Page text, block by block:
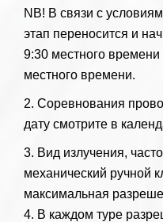
NB! В связи с
этап переносится и
9:30 местного времени
местного времени.
2. Соревнования
дату смотрите в
3. Вид излучения,
механический ручной
максимальная
4. В каждом туре